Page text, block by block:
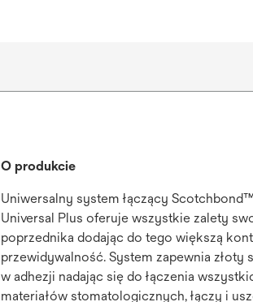
O produkcie
Uniwersalny system łączący
Universal Plus oferuje wszystkie zalety
poprzednika dodając do tego większą
przewidywalność. System zapewnia złoty
w adhezji nadając się do łączenia
materiałów stomatologicznych, łączy i